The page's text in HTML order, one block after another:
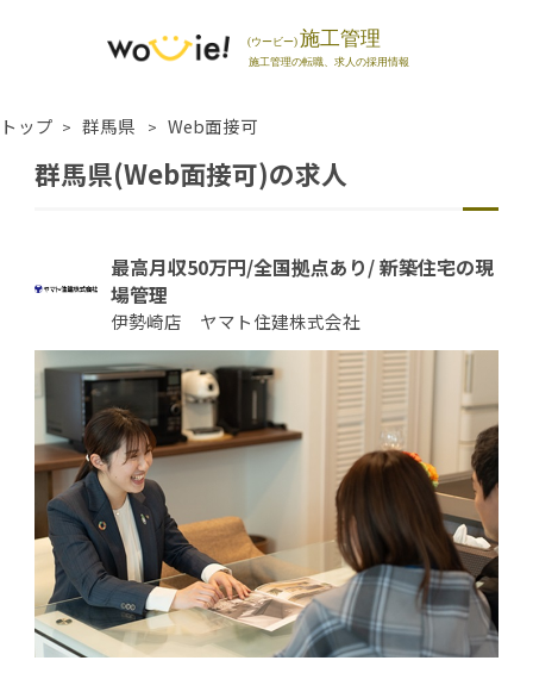
トップ 群馬県 Web面接可
群馬県(Web面接可)の求人
最高月収50万円/全国拠点あり/ 新築住宅の現
場管理
伊勢崎店 ヤマト住建株式会社